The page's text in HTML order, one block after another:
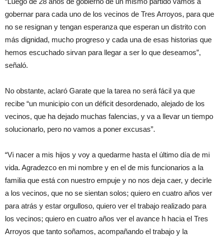
gobernar para cada uno de los vecinos de Tres Arroyos, para que
no se resignan y tengan esperanza que esperan un distrito con
más dignidad, mucho progreso y cada una de esas historias que
hemos escuchado sirvan para llegar a ser lo que deseamos”,
señaló.
No obstante, aclaró Garate que la tarea no será fácil ya que
recibe “un municipio con un déficit desordenado, alejado de los
vecinos, que ha dejado muchas falencias, y va a llevar un tiempo
solucionarlo, pero no vamos a poner excusas”.
“Vi nacer a mis hijos y voy a quedarme hasta el último día de mi
vida. Agradezco en mi nombre y en el de mis funcionarios a la
familia que está con nuestro empuje y no nos deja caer, y decirle
a los vecinos, que no se sientan solos; quiero en cuatro años ver
para atrás y estar orgulloso, quiero ver el trabajo realizado para
los vecinos; quiero en cuatro años ver el avance h hacia el Tres
Arroyos que tanto soñamos, acompañando el trabajo y la